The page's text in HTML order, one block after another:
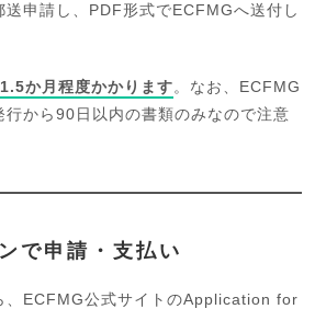
送申請し、PDF形式でECFMGへ送付し
か月程度かかります。なお、ECFMG
行から90日以内の書類のみなので注意
で申請・支払い
、ECFMG公式サイトのApplication for